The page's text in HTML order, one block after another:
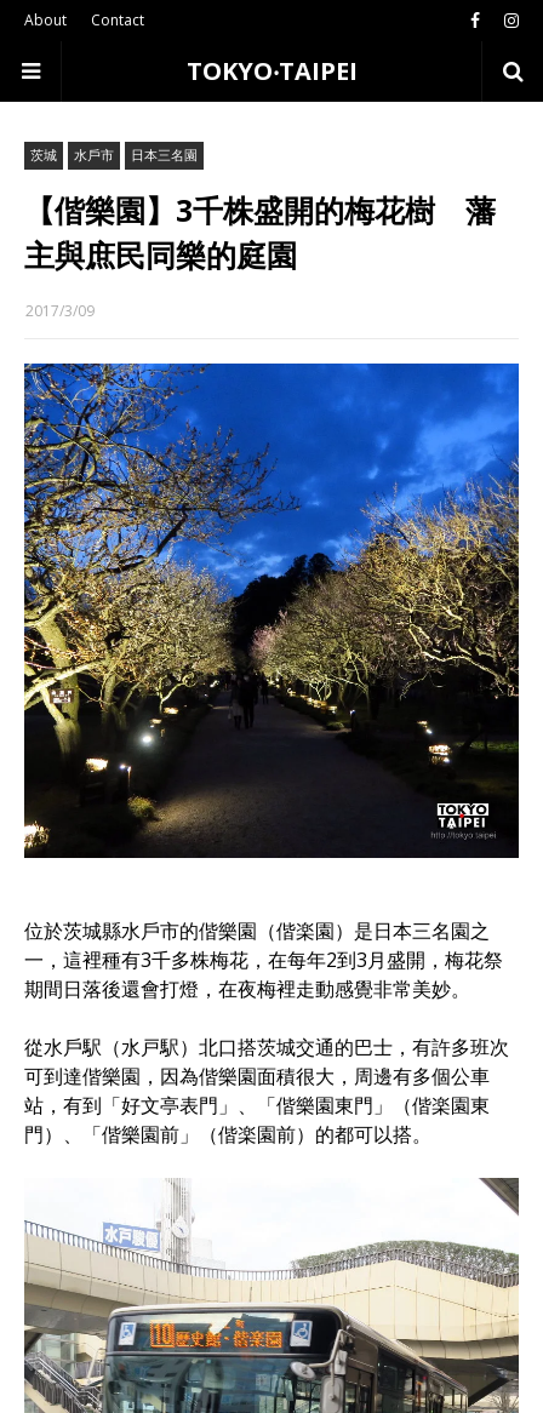
About Contact
TOKYO‧TAIPEI
茨城 水戶市 日本三名園
【偕樂園】3千株盛開的梅花樹 藩
主與庶民同樂的庭園
2017/3/09
位於茨城縣水戶市的偕樂園（偕楽園）是日本三名園之
一，這裡種有3千多株梅花，在每年2到3月盛開，梅花祭
期間日落後還會打燈，在夜梅裡走動感覺非常美妙。
從水戶駅（水戸駅）北口搭茨城交通的巴士，有許多班次
可到達偕樂園，因為偕樂園面積很大，周邊有多個公車
站，有到「好文亭表門」、「偕樂園東門」（偕楽園東
門）、「偕樂園前」（偕楽園前）的都可以搭。